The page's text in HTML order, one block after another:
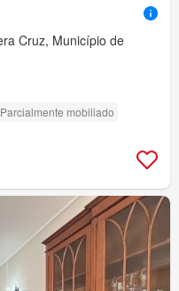
Cruz, Município de
Parcialmente mobiliado